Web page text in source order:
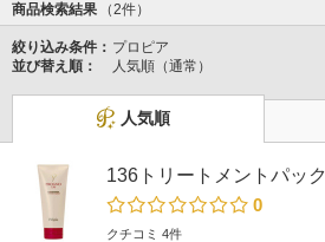
商品検索結果 （2件）
絞り込み条件： プロピア
並び替え順：
人気順（通常）
人気順
136トリートメントパック
0
クチコミ 4件